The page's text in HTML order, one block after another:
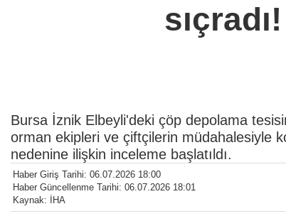
Bursa İznik Elbeyli'deki çöp depolama
orman ekipleri ve çiftçilerin müdahalesiyle
nedenine ilişkin inceleme başlatıldı.
Haber Giriş Tarihi: 06.07.2026 18:00
Haber Güncellenme Tarihi: 06.07.2026 18:01
Kaynak: İHA